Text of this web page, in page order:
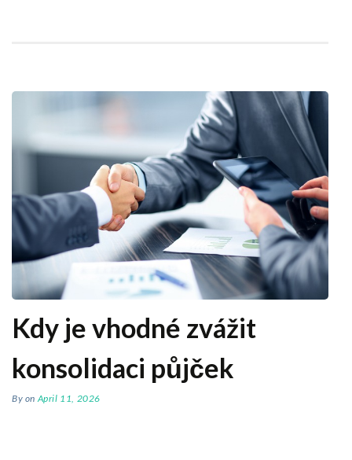
Kdy je vhodné zvážit
konsolidaci půjček
By onApril 11, 2026